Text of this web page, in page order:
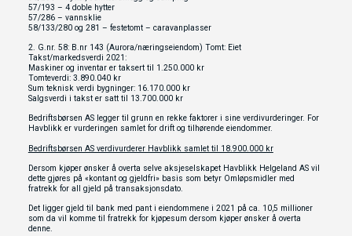
57/193 – 4 doble hytter
57/286 – vannsklie
58/133/280 og 281 – festetomt – caravanplasser
2. G.nr. 58: B.nr 143 (Aurora/næringseiendom) Tomt: Eiet
Takst/markedsverdi 2021:
Maskiner og inventar er taksert til 1.250.000 kr
Tomteverdi: 3.890.040 kr
Sum teknisk verdi bygninger: 16.170.000 kr
Salgsverdi i takst er satt til 13.700.000 kr
Bedriftsbørsen AS legger til grunn en rekke faktorer i sine verdivurderinger. For
Havblikk er vurderingen samlet for drift og tilhørende eiendommer.
Bedriftsbørsen AS verdivurderer Havblikk samlet til 18.900.000 kr
Dersom kjøper ønsker å overta selve aksjeselskapet Havblikk Helgeland AS vil
dette gjøres på «kontant og gjeldfri» basis som betyr Omløpsmidler med
fratrekk for all gjeld på transaksjonsdato.
Det ligger gjeld til bank med pant i eiendommene i 2021 på ca. 10,5 millioner
som da vil komme til fratrekk for kjøpesum dersom kjøper ønsker å overta
denne.